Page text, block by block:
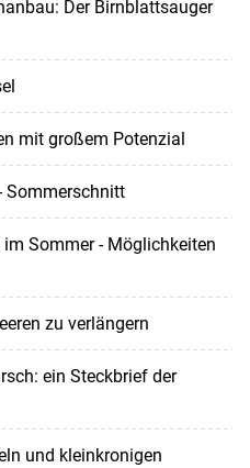
Der Birnblattsauger
mit großem Potenzial
Sommerschnitt
Sommer - Möglichkeiten
zu verlängern
ein Steckbrief der
und kleinkronigen